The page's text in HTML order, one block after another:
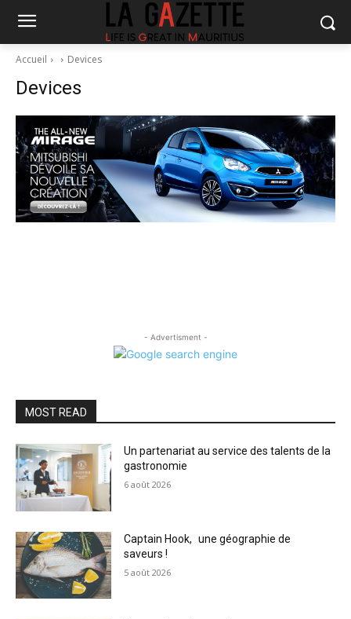
Accueil Devices
Devices
- Advertisment -
MOST READ
Un partenariat au service des talents de la
gastronomie
6 août 2026
Captain Hook, une géographie de
saveurs !
5 août 2026